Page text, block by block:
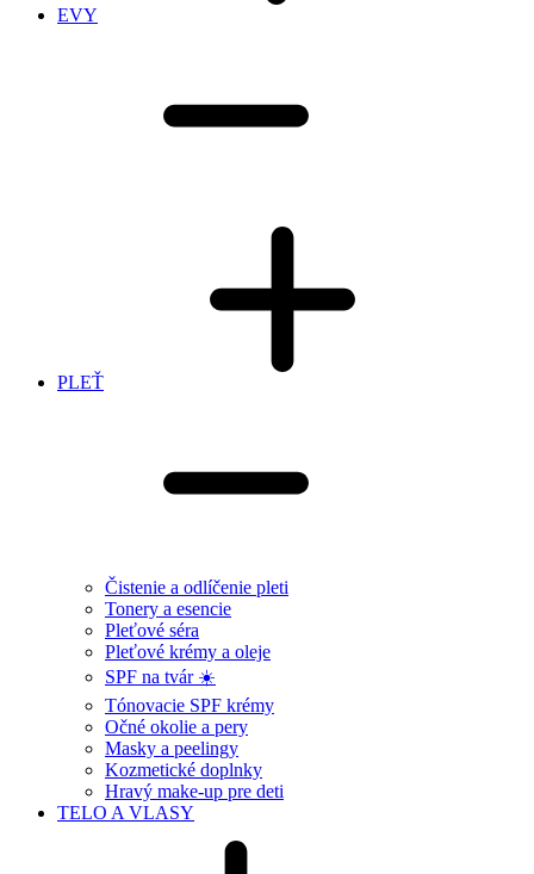
EVY
PLEŤ
Čistenie a odlíčenie pleti
Tonery a esencie
Pleťové séra
Pleťové krémy a oleje
SPF na tvár ☀️
Tónovacie SPF krémy
Očné okolie a pery
Masky a peelingy
Kozmetické doplnky
Hravý make-up pre deti
TELO A VLASY